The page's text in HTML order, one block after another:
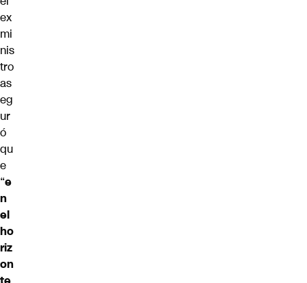
ex
mi
nis
tro
as
eg
ur
ó
qu
e
“e
n
el
ho
riz
on